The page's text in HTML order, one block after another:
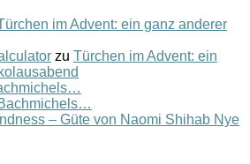
im Advent: ein ganz anderer
zu Türchen im Advent: ein
– Güte von Naomi Shihab Nye